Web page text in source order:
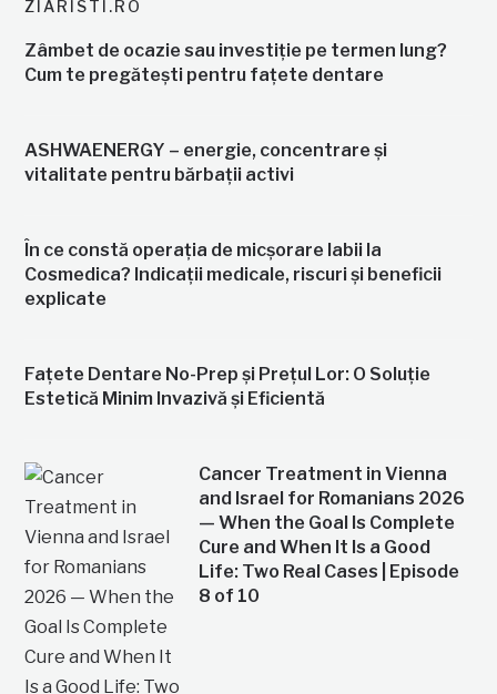
ZIARISTI.RO
Zâmbet de ocazie sau investiție pe termen lung?
Cum te pregătești pentru fațete dentare
ASHWAENERGY – energie, concentrare și
vitalitate pentru bărbații activi
În ce constă operația de micșorare labii la
Cosmedica? Indicații medicale, riscuri și beneficii
explicate
Fațete Dentare No-Prep și Prețul Lor: O Soluție
Estetică Minim Invazivă și Eficientă
Cancer Treatment in Vienna
and Israel for Romanians 2026
— When the Goal Is Complete
Cure and When It Is a Good
Life: Two Real Cases | Episode
8 of 10